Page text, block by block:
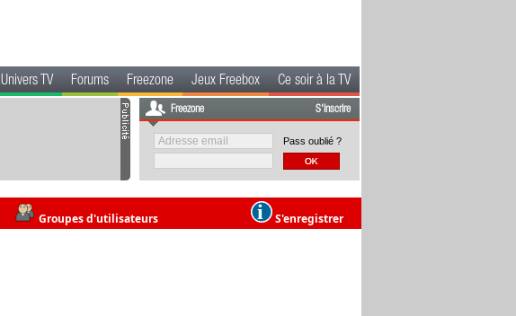
Univers TV Forums Freezone Jeux Freebox Ce soir à la TV
Freezone S'inscrire
Pass oublié ?
Groupes d'utilisateurs S'enregistrer